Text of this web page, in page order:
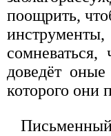
поощрить,
доведёт
которого они